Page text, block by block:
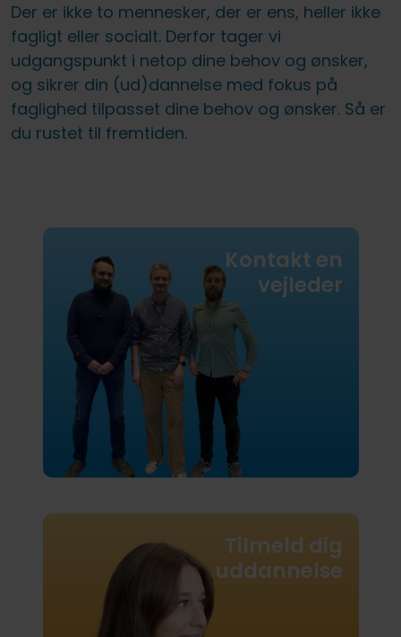
Der er ikke to mennesker, der er ens, heller ikke
fagligt eller socialt. Derfor tager vi
udgangspunkt i netop dine behov og ønsker,
og sikrer din (ud)dannelse med fokus på
faglighed tilpasset dine behov og ønsker. Så er
du rustet til fremtiden.
Kontakt en
vejleder
Tilmeld dig
uddannelse